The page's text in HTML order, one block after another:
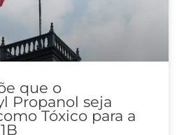
que o
Propanol seja
Tóxico para a